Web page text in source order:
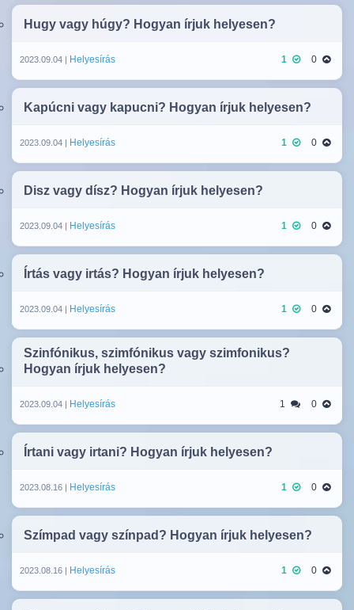
Hugy vagy húgy? Hogyan írjuk helyesen?
2023.09.04 | Helyesírás 1 0
Kapúcni vagy kapucni? Hogyan írjuk helyesen?
2023.09.04 | Helyesírás 1 0
Disz vagy dísz? Hogyan írjuk helyesen?
2023.09.04 | Helyesírás 1 0
Írtás vagy irtás? Hogyan írjuk helyesen?
2023.09.04 | Helyesírás 1 0
Szinfónikus, szimfónikus vagy szimfonikus?
Hogyan írjuk helyesen?
2023.09.04 | Helyesírás 1 0
Írtani vagy irtani? Hogyan írjuk helyesen?
2023.08.16 | Helyesírás 1 0
Szímpad vagy színpad? Hogyan írjuk helyesen?
2023.08.16 | Helyesírás 1 0